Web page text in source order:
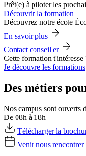
Prêt(e) à piloter les
Découvrir la formation
Découvrez notre école
En savoir plus
Contact conseiller
Cette formation t'intéresse
Je découvre les formations
Des métiers
Nos campus sont ouverts
De 08h à 18h
Télécharger la
Venir nous rencontrer